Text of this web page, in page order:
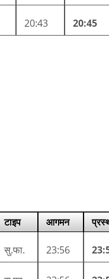
20:43 20:45
टाइप आगमन
सु.फा. 23:56